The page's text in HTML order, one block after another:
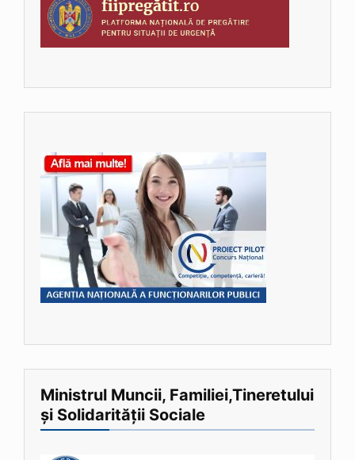
Ministrul Muncii, Familiei,Tineretului
și Solidarității Sociale